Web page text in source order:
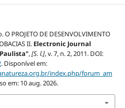
O PROJETO DE DESENVOLVIMENTO
II. Electronic Journal
,[S. l.], v. 7, n. 2, 2011. DOI:
. Disponível em:
index.php/forum_am
em: 10 aug. 2026.